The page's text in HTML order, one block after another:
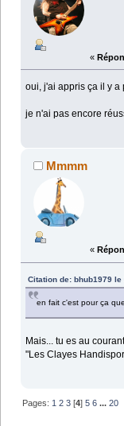
«
oui, j'ai appris ça il y a
je n'ai pas encore
Mmmm
«
Citation de: bhub1979 le
en fait c'est pour ça
Mais... tu es au
"Les Clayes
Pages: 1 2 3 [4]5 6 ...20